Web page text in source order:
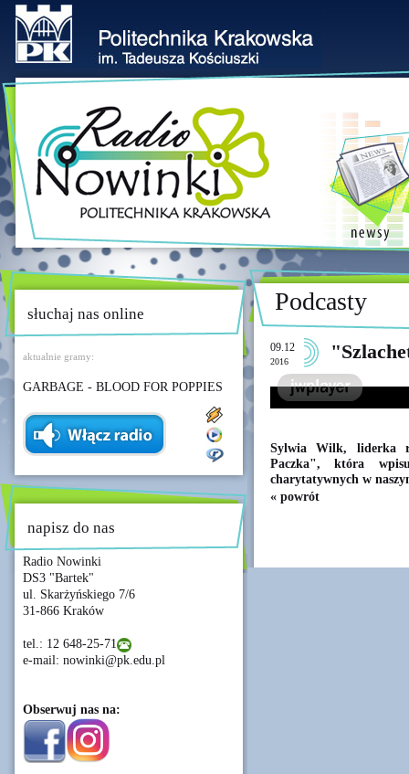
słuchaj nas online
aktualnie gramy:
GARBAGE - BLOOD FOR POPPIES
napisz do nas
Radio Nowinki
DS3 "Bartek"
ul. Skarżyńskiego 7/6
31-866 Kraków
tel.: 12 648-25-71
e-mail: nowinki@pk.edu.pl
Obserwuj nas na:
Podcasty
09.12
2016
Sylwia Wilk, liderka
Paczka", która
charytatywnych w
« powrót